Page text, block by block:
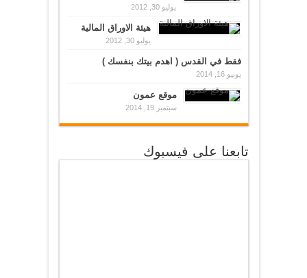
يوليو 30, 2012
هيئة الاوراق المالية
يوليو 30, 2012
فقط في القدس ( اهدم بيتك بنفسك )
يونيو 16, 2014
موقع عمون
سبتمبر 19, 2014
تابعنا على فيسبوك